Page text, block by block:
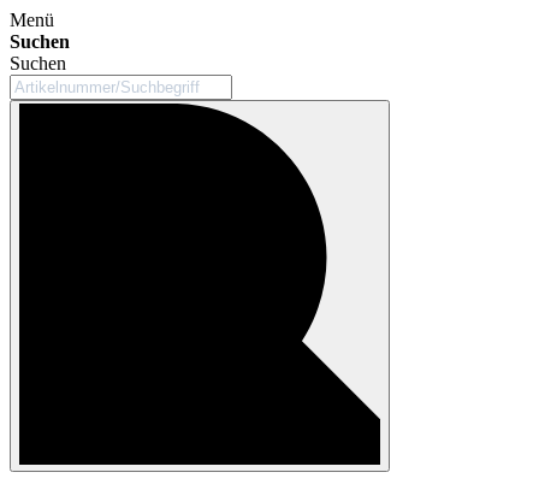
Menü
Suchen
Suchen